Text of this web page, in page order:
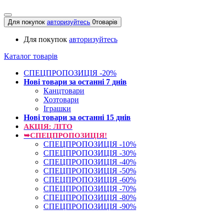
Для покупок авторизуйтесь 0товарів
Для покупок авторизуйтесь
Каталог товарів
СПЕЦПРОПОЗИЦІЯ -20%
Нові товари за останнi 7 днiв
Канцтовари
Хозтовари
Іграшки
Нові товари за останнi 15 днiв
АКЦІЯ: ЛІТО
➥СПЕЦПРОПОЗИЦІЯ!
СПЕЦПРОПОЗИЦІЯ -10%
СПЕЦПРОПОЗИЦІЯ -30%
СПЕЦПРОПОЗИЦІЯ -40%
СПЕЦПРОПОЗИЦІЯ -50%
СПЕЦПРОПОЗИЦІЯ -60%
СПЕЦПРОПОЗИЦІЯ -70%
СПЕЦПРОПОЗИЦІЯ -80%
СПЕЦПРОПОЗИЦІЯ -90%